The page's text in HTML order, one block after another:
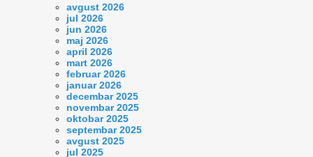
avgust 2026
jul 2026
jun 2026
maj 2026
april 2026
mart 2026
februar 2026
januar 2026
decembar 2025
novembar 2025
oktobar 2025
septembar 2025
avgust 2025
jul 2025